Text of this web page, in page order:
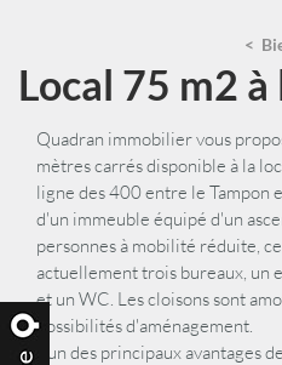
<
Local 75 m2
Quadran immobilier vous
mètres carrés disponible à la
ligne des 400 entre le Tampon
d'un immeuble équipé d'un
personnes à mobilité réduite,
actuellement trois bureaux, un
et un WC. Les cloisons sont
possibilités d'aménagement.
L'un des principaux avantages